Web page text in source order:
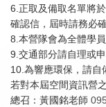
6.正取及備取名單將
確認信，屆時請務必
8.本營隊會為全體學
9.交通部分請自理或
10.為響應環保，請自
若對本屆空間資訊營
總召：黃國銘老師